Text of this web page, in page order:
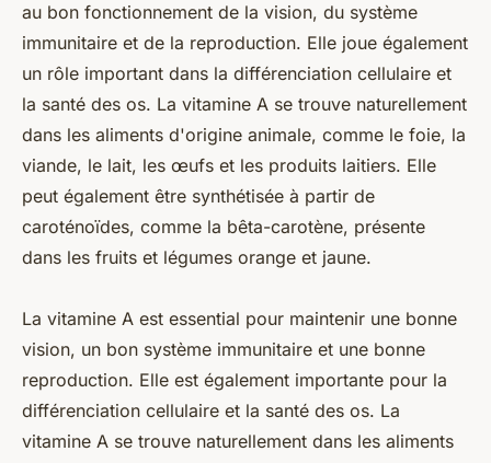
au bon fonctionnement de la vision, du système
immunitaire et de la reproduction. Elle joue également
un rôle important dans la différenciation cellulaire et
la santé des os. La vitamine A se trouve naturellement
dans les aliments d'origine animale, comme le foie, la
viande, le lait, les œufs et les produits laitiers. Elle
peut également être synthétisée à partir de
caroténoïdes, comme la bêta-carotène, présente
dans les fruits et légumes orange et jaune.
La vitamine A est essential pour maintenir une bonne
vision, un bon système immunitaire et une bonne
reproduction. Elle est également importante pour la
différenciation cellulaire et la santé des os. La
vitamine A se trouve naturellement dans les aliments